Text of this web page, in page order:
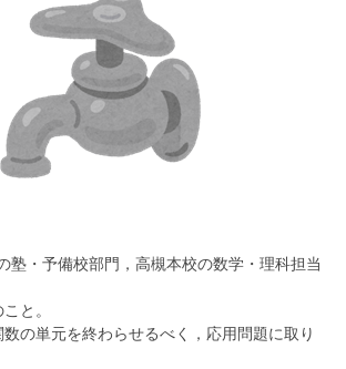
塾・予備校部門，高槻本校の数学・理科担当
と。
の単元を終わらせるべく，応用問題に取り